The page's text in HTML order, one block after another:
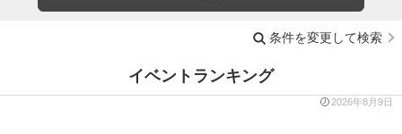
条件を変更して検索
イベントランキング
2026年8月9日